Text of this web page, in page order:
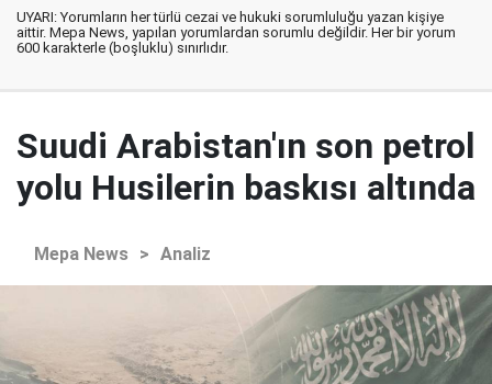
UYARI: Yorumların her türlü cezai ve hukuki sorumluluğu yazan kişiye
aittir. Mepa News, yapılan yorumlardan sorumlu değildir. Her bir yorum
600 karakterle (boşluklu) sınırlıdır.
Suudi Arabistan'ın son petrol
yolu Husilerin baskısı altında
Mepa News > Analiz